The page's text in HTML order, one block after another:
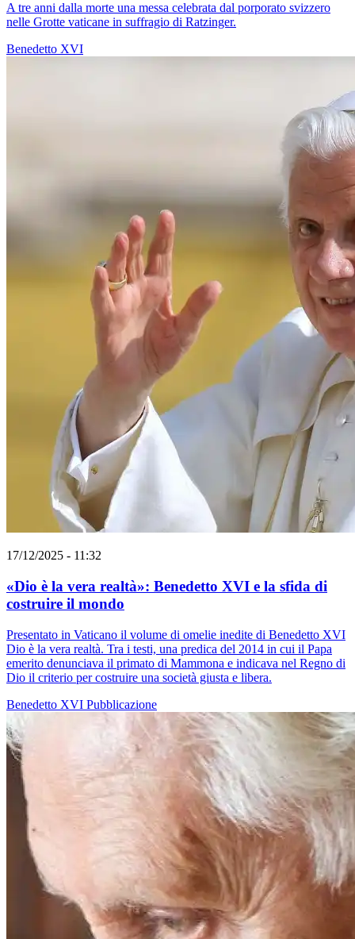
A tre anni dalla morte una messa celebrata dal porporato svizzero
nelle Grotte vaticane in suffragio di Ratzinger.
Benedetto XVI
17/12/2025 - 11:32
«Dio è la vera realtà»: Benedetto XVI e la sfida di
costruire il mondo
Presentato in Vaticano il volume di omelie inedite di Benedetto XVI
Dio è la vera realtà. Tra i testi, una predica del 2014 in cui il Papa
emerito denunciava il primato di Mammona e indicava nel Regno di
Dio il criterio per costruire una società giusta e libera.
Benedetto XVI Pubblicazione